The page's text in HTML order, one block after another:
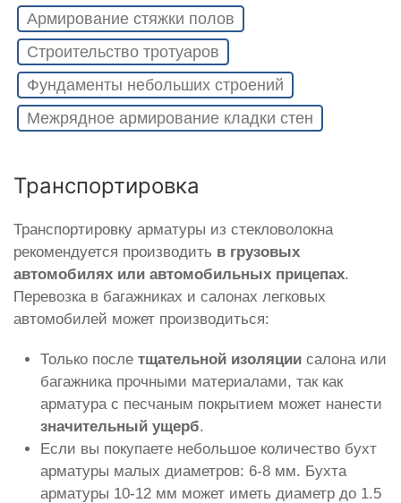
Армирование стяжки полов
Строительство тротуаров
Фундаменты небольших строений
Межрядное армирование кладки стен
Транспортировка
Транспортировку арматуры из стекловолокна
рекомендуется производить в грузовых
автомобилях или автомобильных прицепах.
Перевозка в багажниках и салонах легковых
автомобилей может производиться:
Только после тщательной изоляции салона или
багажника прочными материалами, так как
арматура с песчаным покрытием может нанести
значительный ущерб.
Если вы покупаете небольшое количество бухт
арматуры малых диаметров: 6-8 мм. Бухта
арматуры 10-12 мм может иметь диаметр до 1.5